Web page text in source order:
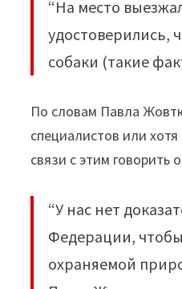
“На место
удостоверились,
собаки (такие
По словам Павла
специалистов или
связи с этим говорить
“У нас нет
Федерации,
охраняемой